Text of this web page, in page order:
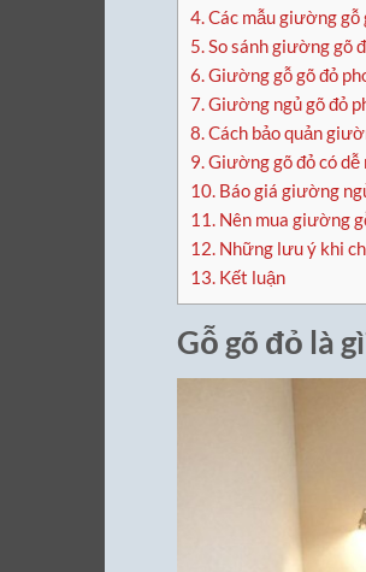
4.Các mẫu giường
5.So sánh giường gõ
6.Giường gỗ gõ đỏ
7.Giường ngủ gõ đỏ
8.Cách bảo quản
9.Giường gõ đỏ có dễ
10. Báo giá giường
11. Nên mua giường
12. Những lưu ý khi
13. Kết luận
Gỗ gõ đỏ là